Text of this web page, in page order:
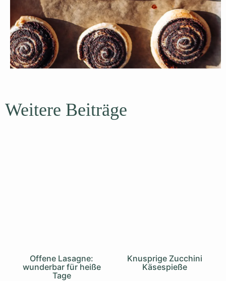
Weitere Beiträge
Offene Lasagne:
wunderbar für heiße
Tage
Knusprige Zucchini
Käsespieße